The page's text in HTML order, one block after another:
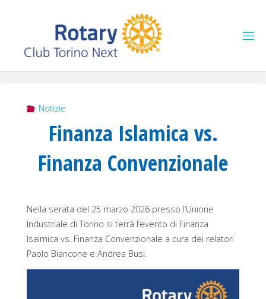
Notizie
Finanza Islamica vs.
Finanza Convenzionale
Nella serata del 25 marzo 2026 presso l’Unione
Industriale di Torino si terrà l’evento di Finanza
Isalmica vs. Finanza Convenzionale a cura dei relatori
Paolo Biancone e Andrea Busi.